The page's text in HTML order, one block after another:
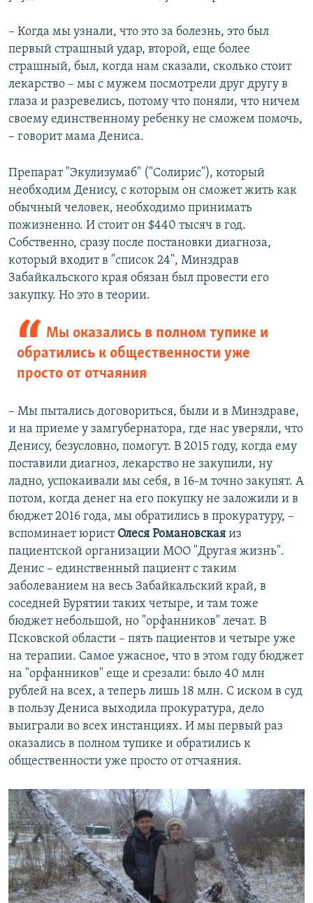
– Когда мы узнали, что это за болезнь, это был
первый страшный удар, второй, еще более
страшный, был, когда нам сказали, сколько стоит
лекарство – мы с мужем посмотрели друг другу в
глаза и разревелись, потому что поняли, что ничем
своему единственному ребенку не сможем помочь,
– говорит мама Дениса.
Препарат "Экулизумаб" ("Солирис"), который
необходим Денису, с которым он сможет жить как
обычный человек, необходимо принимать
пожизненно. И стоит он $440 тысяч в год.
Собственно, сразу после постановки диагноза,
который входит в "список 24", Минздрав
Забайкальского края обязан был провести его
закупку. Но это в теории.
Мы оказались в полном тупике и
обратились к общественности уже
просто от отчаяния
– Мы пытались договориться, были и в Минздраве,
и на приеме у замгубернатора, где нас уверяли, что
Денису, безусловно, помогут. В 2015 году, когда ему
поставили диагноз, лекарство не закупили, ну
ладно, успокаивали мы себя, в 16-м точно закупят. А
потом, когда денег на его покупку не заложили и в
бюджет 2016 года, мы обратились в прокуратуру, –
вспоминает юрист Олеся Романовская из
пациентской организации МОО "Другая жизнь".
Денис – единственный пациент с таким
заболеванием на весь Забайкальский край, в
соседней Бурятии таких четыре, и там тоже
бюджет небольшой, но "орфанников" лечат. В
Псковской области – пять пациентов и четыре уже
на терапии. Самое ужасное, что в этом году бюджет
на "орфанников" еще и срезали: было 40 млн
рублей на всех, а теперь лишь 18 млн. С иском в суд
в пользу Дениса выходила прокуратура, дело
выиграли во всех инстанциях. И мы первый раз
оказались в полном тупике и обратились к
общественности уже просто от отчаяния.